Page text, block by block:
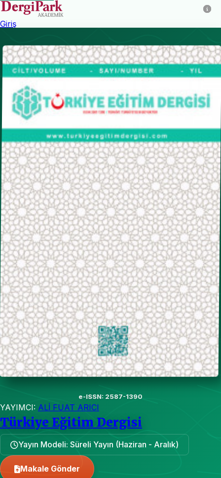
Giriş
e-ISSN: 2587-1390
YAYIMCI: ALİ FUAT ARICI
Türkiye Eğitim Dergisi
Yayın Modeli: Süreli Yayın (Haziran - Aralık)
Makale Gönder